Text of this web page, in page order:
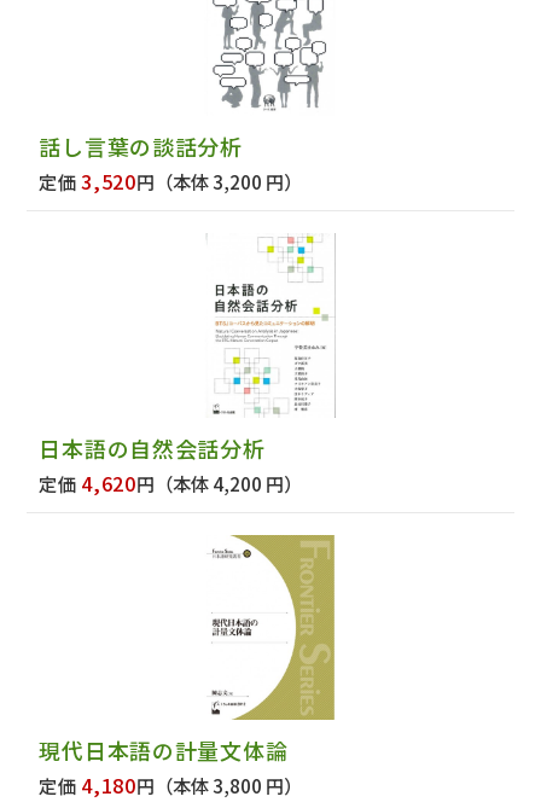
話し言葉の談話分析
定価3,520円 （本体 3,200 円）
日本語の自然会話分析
定価 4,620円 （本体 4,200 円）
現代日本語の計量文体論
定価 4,180円 （本体 3,800 円）